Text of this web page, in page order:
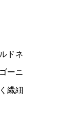
ドネ
ーニ
繊細